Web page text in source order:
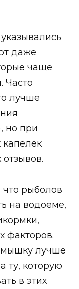
даже
чаще
Часто
лучше
но при
капелек
рыболов
на водоеме,
факторов.
лучше
ту, которую
в этих